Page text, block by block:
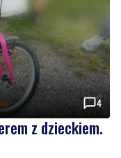
4
z dzieckiem.